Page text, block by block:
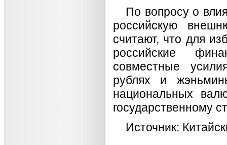
По вопросу о
российскую
считают, что для
российские
совместные
рублях и
национальных
государственному
Источник: